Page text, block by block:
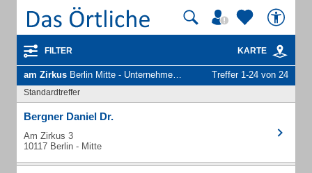
FILTER KARTE
am Zirkus Berlin Mitte - Unternehmen und Personen Treffer 1-24 von 24
Standardtreffer
Bergner Daniel Dr.
Am Zirkus 3
10117 Berlin - Mitte